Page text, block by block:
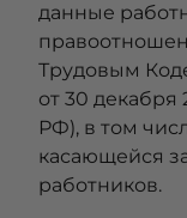
данные
Трудовым
от 30
РФ), в том
касающейся
работников.